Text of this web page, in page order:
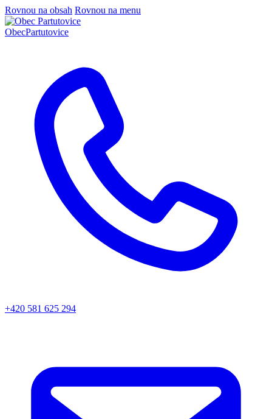
Rovnou na obsah Rovnou na menu
ObecPartutovice
+420 581 625 294